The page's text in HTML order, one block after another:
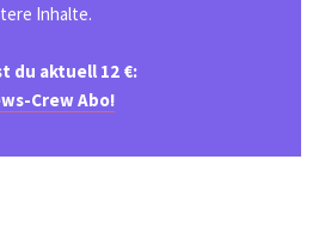
Inhalte.
du aktuell 12 €:
Crew Abo!